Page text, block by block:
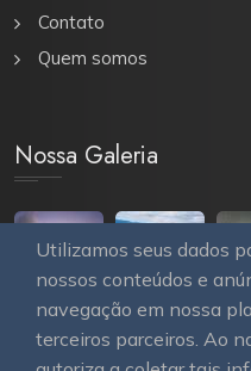
Utilizamos seus dados
nossos conteúdos e
navegação em nossa
terceiros parceiros. Ao
Contato
Quem somos
Nossa Galeria